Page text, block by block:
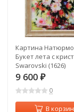
Картина
Букет лета с
Swarovski (1626)
9 600 ₽
0
В